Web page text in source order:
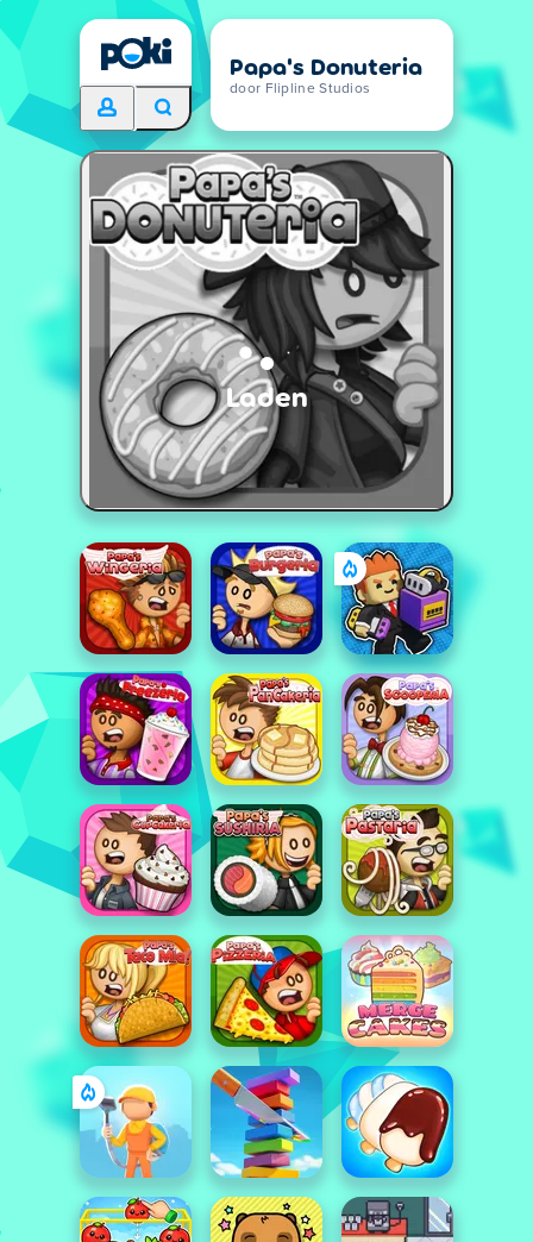
Papa's Donuteria
door Flipline Studios
Laden